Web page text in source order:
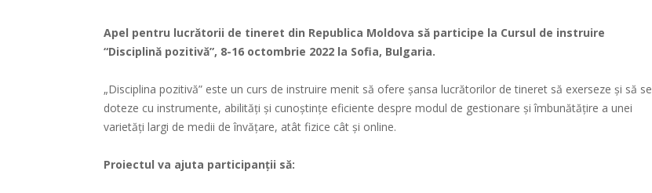
Apel pentru lucrătorii de tineret din Republica Moldova să participe la Cursul de instruire
“Disciplină pozitivă”, 8-16 octombrie 2022 la Sofia, Bulgaria.
„Disciplina pozitivă” este un curs de instruire menit să ofere șansa lucrătorilor de tineret să exerseze și să se
doteze cu instrumente, abilități și cunoștințe eficiente despre modul de gestionare și îmbunătățire a unei
varietăți largi de medii de învățare, atât fizice cât și online.
Proiectul va ajuta participanții să: